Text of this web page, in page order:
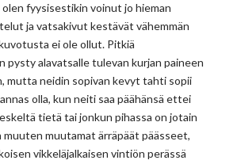
olen fyysisestikin voinut jo hieman
ja vatsakivut kestävät vähemmän
ei ole ollut. Pitkiä
pysty alavatsalle tulevan kurjan paineen
mutta neidin sopivan kevyt tahti sopii
olla, kun neiti saa päähänsä ettei
tietä tai jonkun pihassa on jotain
muuten muutamat ärräpäät päässeet,
vikkeläjalkaisen vintiön perässä